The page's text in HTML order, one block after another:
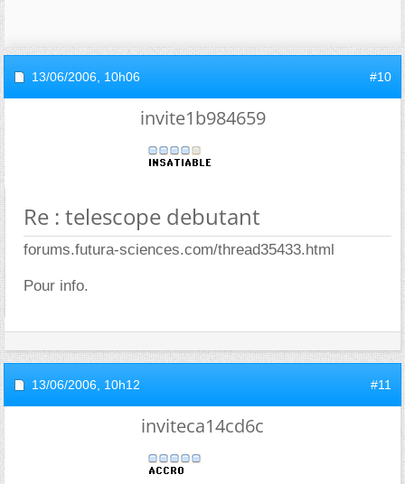
13/06/2006, 10h06 #10
invite1b984659
Re : telescope debutant
forums.futura-sciences.com/thread35433.html
Pour info.
13/06/2006, 10h12 #11
inviteca14cd6c